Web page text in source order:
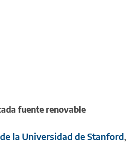
fuente renovable
la Universidad de Stanford,